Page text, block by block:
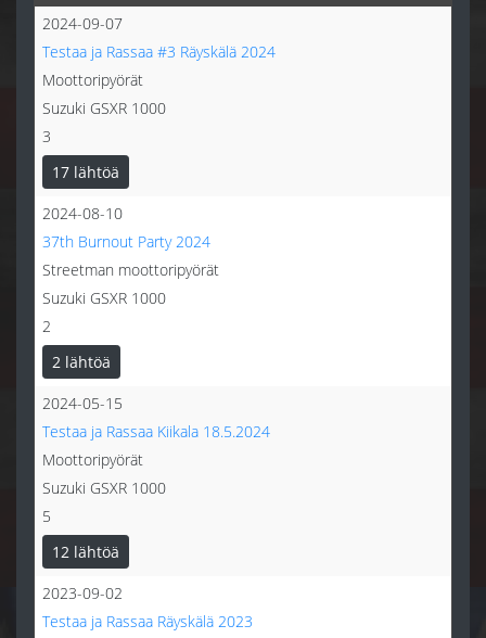
2024-09-07
Testaa ja Rassaa #3 Räyskälä 2024
Moottoripyörät
Suzuki GSXR 1000
3
17 lähtöä
2024-08-10
37th Burnout Party 2024
Streetman moottoripyörät
Suzuki GSXR 1000
2
2 lähtöä
2024-05-15
Testaa ja Rassaa Kiikala 18.5.2024
Moottoripyörät
Suzuki GSXR 1000
5
12 lähtöä
2023-09-02
Testaa ja Rassaa Räyskälä 2023